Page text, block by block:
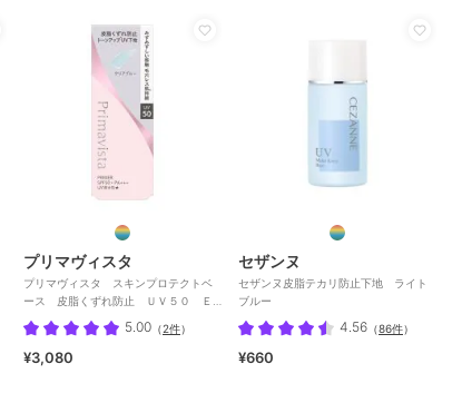
プリマヴィスタ
プリマヴィスタ スキンプロテクトベ
ース 皮脂くずれ防止 ＵＶ５０ Ｅ
Ｘ クリアブルー
5.00 （2件）
¥3,080
セザンヌ
セザンヌ皮脂テカリ防止下地 ライト
ブルー
4.56 （86件）
¥660